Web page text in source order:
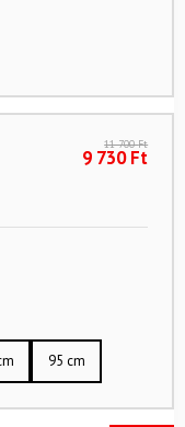
11 700Ft
9 730Ft
95 cm